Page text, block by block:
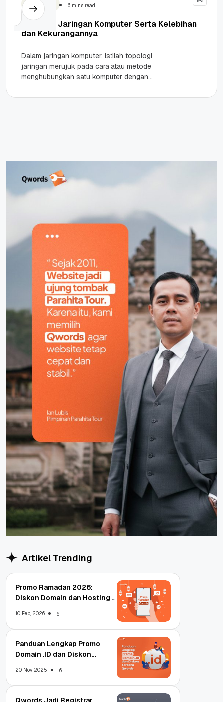
Teknologi 6 mins read
Topologi Jaringan Komputer Serta Kelebihan
dan Kekurangannya
Dalam jaringan komputer, istilah topologi
jaringan merujuk pada cara atau metode
menghubungkan satu komputer dengan
Penghubung ini bisa menggunakan...
Artikel Trending
Promo Ramadan 2026:
Diskon Domain dan Hosting
10 Feb, 2026 6
Panduan Lengkap Promo
Domain .ID dan Diskon
20 Nov, 2025 6
Qwords Jadi Registrar